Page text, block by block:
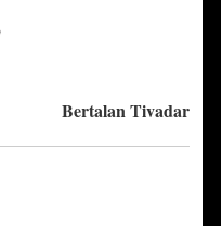
Bertalan Tivadar